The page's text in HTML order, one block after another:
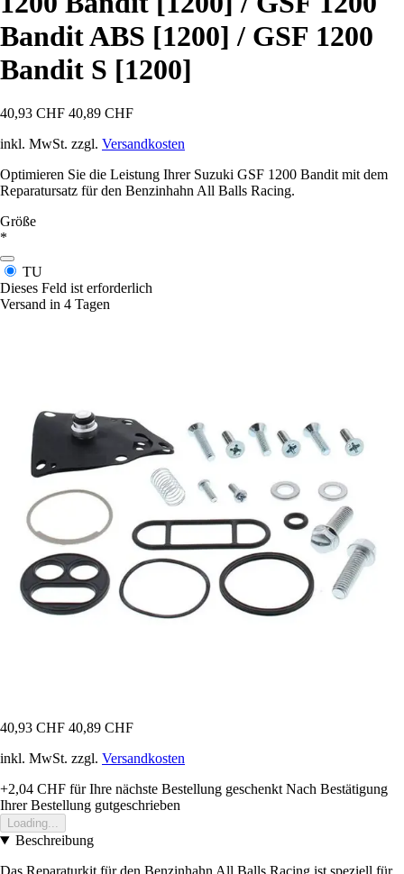
Bandit ABS [1200] / GSF 1200
Bandit S [1200]
40,93 CHF 40,89 CHF
inkl. MwSt. zzgl. Versandkosten
Optimieren Sie die Leistung Ihrer Suzuki GSF 1200 Bandit mit dem
Reparatursatz für den Benzinhahn All Balls Racing.
Größe
*
TU
Dieses Feld ist erforderlich
Versand in 4 Tagen
40,93 CHF 40,89 CHF
inkl. MwSt. zzgl. Versandkosten
+2,04 CHF für Ihre nächste Bestellung geschenkt Nach Bestätigung
Ihrer Bestellung gutgeschrieben
Loading...
Beschreibung